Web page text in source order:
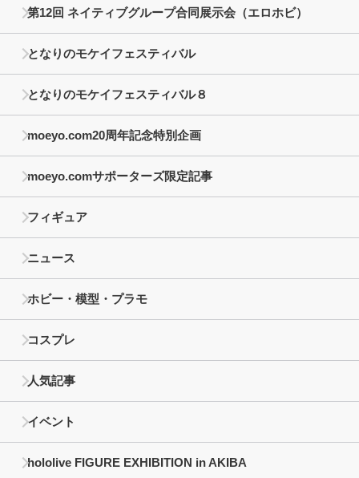
第12回 ネイティブグループ合同展示会（エロホビ）
となりのモケイフェスティバル
となりのモケイフェスティバル８
moeyo.com20周年記念特別企画
moeyo.comサポーターズ限定記事
フィギュア
ニュース
ホビー・模型・プラモ
コスプレ
人気記事
イベント
hololive FIGURE EXHIBITION in AKIBA